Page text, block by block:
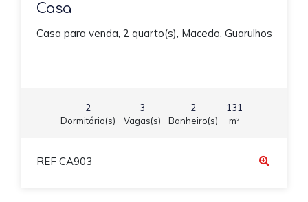
Casa
Casa para venda, 2 quarto(s), Macedo, Guarulhos
2
Dormitório(s)
3
Vagas(s)
2
Banheiro(s)
131
m²
REF CA903